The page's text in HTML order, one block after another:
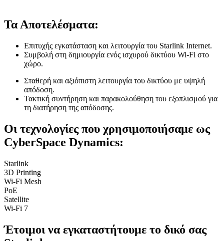
Τα Αποτελέσματα:
Επιτυχής εγκατάσταση και λειτουργία του Starlink Internet.
Συμβολή στη δημιουργία ενός ισχυρού δικτύου Wi-Fi στο
χώρο.
Σταθερή και αξιόπιστη λειτουργία του δικτύου με υψηλή
απόδοση.
Τακτική συντήρηση και παρακολούθηση του εξοπλισμού για
τη διατήρηση της απόδοσης.
Οι τεχνολογίες που χρησιμοποιήσαμε ως
CyberSpace Dynamics:
Starlink
3D Printing
Wi-Fi Mesh
PoE
Satellite
Wi-Fi 7
Έτοιμοι να εγκαταστήτουμε το δικό σας